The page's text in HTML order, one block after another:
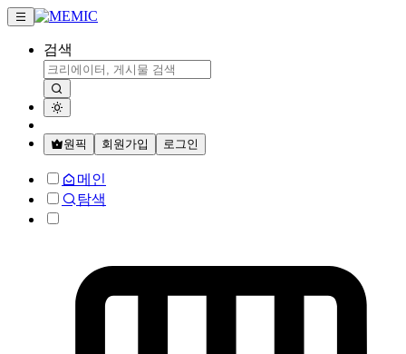
검색
원픽 회원가입 로그인
메인
탐색